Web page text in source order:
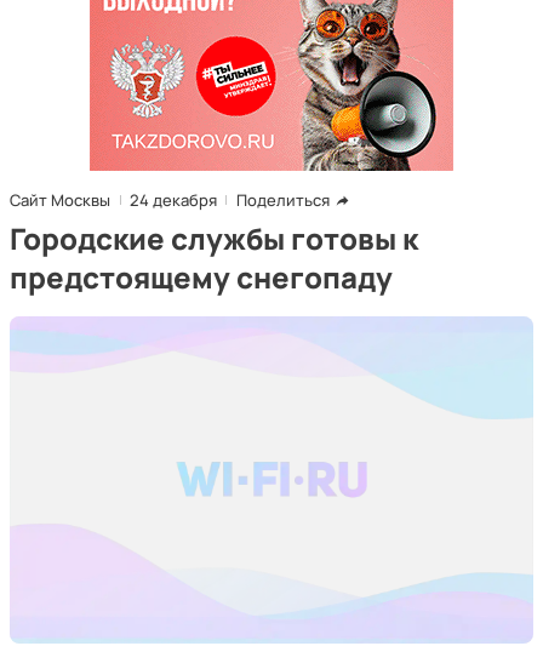
Сайт Москвы 24 декабря Поделиться
Городские службы готовы к
предстоящему снегопаду